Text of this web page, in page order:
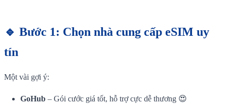
🔹 Bước 1: Chọn nhà cung cấp eSIM uy
tín
Một vài gợi ý:
GoHub – Gói cước giá tốt, hỗ trợ cực dễ thương 😍